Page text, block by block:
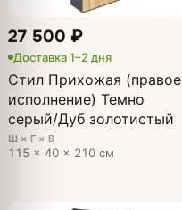
27 500 ₽
Доставка 1–2 дня
Стил Прихожая (правое
исполнение) Темно
серый/Дуб золотистый
Ш × Г × В
115 × 40 × 210 см